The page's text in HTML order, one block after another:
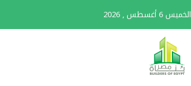
الخميس 6 أغسطس , 2026